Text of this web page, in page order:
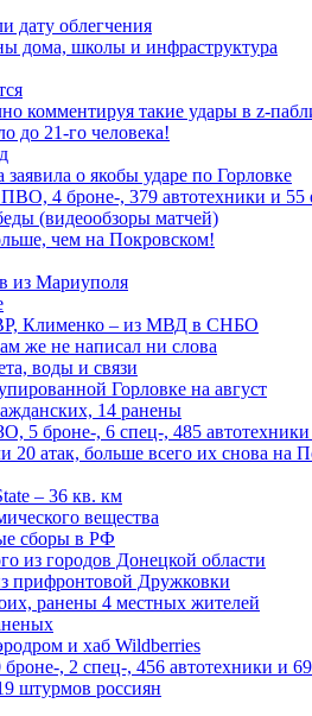
дату облегчения
дома, школы и инфраструктура
комментируя такие удары в z-
до 21-го человека!
о якобы ударе по Горловке
4 броне-, 379 автотехники и 55
(видеообзоры матчей)
чем на Покровском!
из Мариуполя
Клименко – из МВД в СНБО
же не написал ни слова
воды и связи
Горловке на август
14 ранены
броне-, 6 спец-, 485
атак, больше всего их снова на
– 36 кв. км
вещества
сборы в РФ
из городов Донецкой области
прифронтовой Дружковки
ранены 4 местных жителей
и хаб Wildberries
, 2 спец-, 456 автотехники и
штурмов россиян